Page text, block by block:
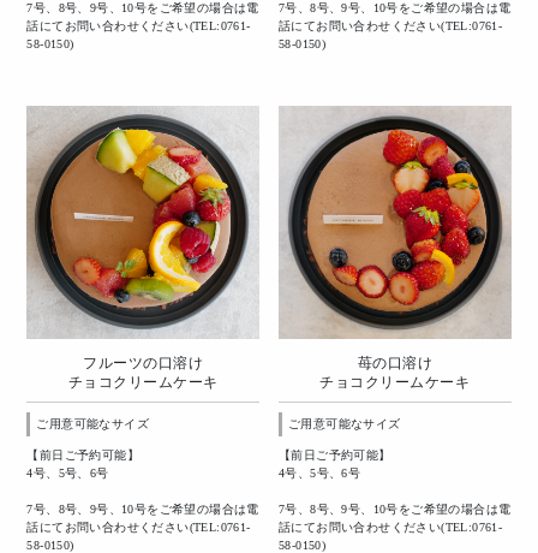
7号、8号、9号、10号をご希望の場合は電
話にてお問い合わせください(TEL:0761-
58-0150)
7号、8号、9号、10号をご希望の場合は電
話にてお問い合わせください(TEL:0761-
58-0150)
フルーツの口溶け
チョコクリームケーキ
ご用意可能なサイズ
【前日ご予約可能】
4号、5号、6号
7号、8号、9号、10号をご希望の場合は電
話にてお問い合わせください(TEL:0761-
58-0150)
苺の口溶け
チョコクリームケーキ
ご用意可能なサイズ
【前日ご予約可能】
4号、5号、6号
7号、8号、9号、10号をご希望の場合は電
話にてお問い合わせください(TEL:0761-
58-0150)